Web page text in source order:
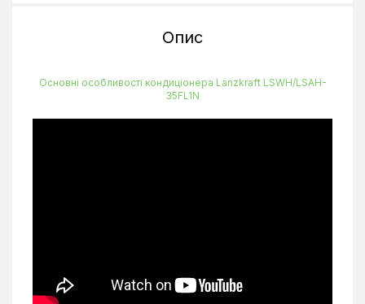
Настінні
Обігрів до °C
Опис
Основні особливості кондиціонера Lanzkraft LSWH/LSAH-
35FL1N